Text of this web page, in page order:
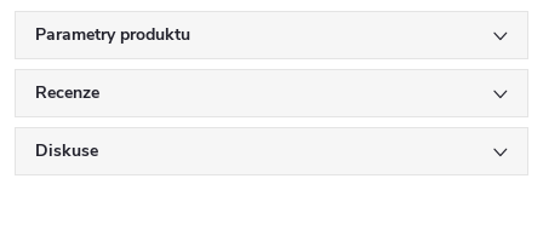
Parametry produktu
Recenze
Diskuse